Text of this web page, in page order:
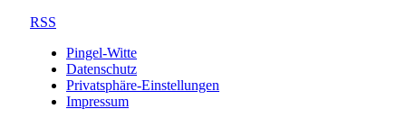
RSS
Pingel-Witte
Datenschutz
Privatsphäre-Einstellungen
Impressum